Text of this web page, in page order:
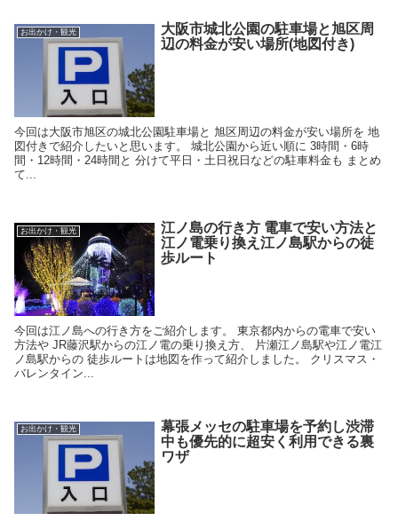
お出かけ・観光
大阪市城北公園の駐車場と旭区周
辺の料金が安い場所(地図付き)
今回は大阪市旭区の城北公園駐車場と 旭区周辺の料金が安い場所を 地
図付きで紹介したいと思います。 城北公園から近い順に 3時間・6時
間・12時間・24時間と 分けて平日・土日祝日などの駐車料金も まとめ
て...
お出かけ・観光
江ノ島の行き方 電車で安い方法と
江ノ電乗り換え江ノ島駅からの徒
歩ルート
今回は江ノ島への行き方をご紹介します。 東京都内からの電車で安い
方法や JR藤沢駅からの江ノ電の乗り換え方、 片瀬江ノ島駅や江ノ電江
ノ島駅からの 徒歩ルートは地図を作って紹介しました。 クリスマス・
バレンタイン...
お出かけ・観光
幕張メッセの駐車場を予約し渋滞
中も優先的に超安く利用できる裏
ワザ